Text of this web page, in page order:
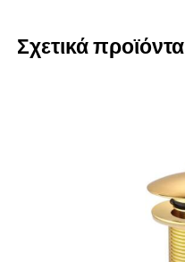
Σχετικά προϊόντα